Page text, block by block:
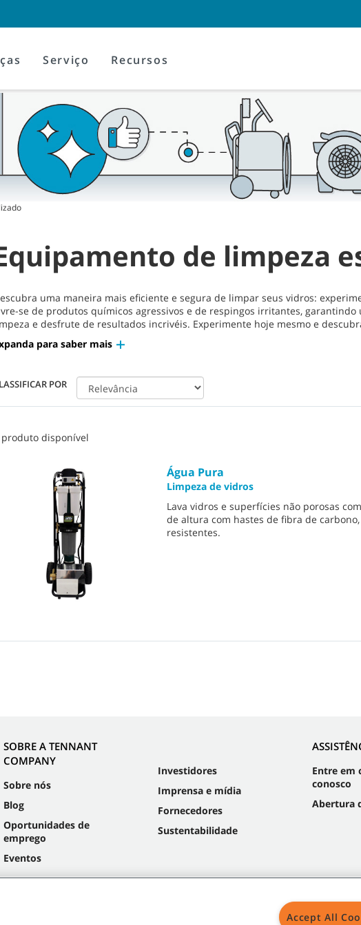
Serviço Recursos
de limpeza
uma maneira mais eficiente e segura de limpar seus vidros:
se de produtos químicos agressivos e de respingos irritantes,
e desfrute de resultados incrivéis. Experimente hoje mesmo e
para saber mais
POR
produto disponível
Água Pura
Limpeza de vidros
Lava vidros e superfícies não porosas
de altura com hastes de fibra de carbono,
resistentes.​
SOBRE A TENNANT
COMPANY
Sobre nós
Blog
Oportunidades de
emprego
Eventos
Investidores
Imprensa e mídia
Fornecedores
Sustentabilidade
Entre em
conosco
Abertura
Accept All